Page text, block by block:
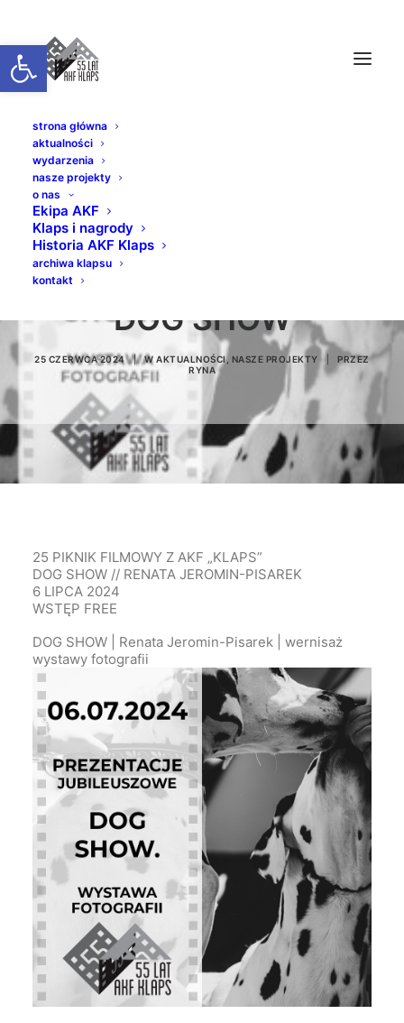
Otwórz pasek narzędzi
strona główna
aktualności
wydarzenia
nasze projekty
o nas
Ekipa AKF
Klaps i nagrody
Historia AKF Klaps
archiwa klapsu
kontakt
PREZENTACJE
JUBILEUSZOWE //
DOG SHOW
25 CZERWCA 2024 | WAKTUALNOŚCI, NASZE PROJEKTY
PRZEZ
RYNA
25 PIKNIK FILMOWY Z AKF „KLAPS”
DOG SHOW // RENATA JEROMIN-PISAREK
6 LIPCA 2024
WSTĘP FREE
DOG SHOW | Renata Jeromin-Pisarek | wernisaż
wystawy fotografii